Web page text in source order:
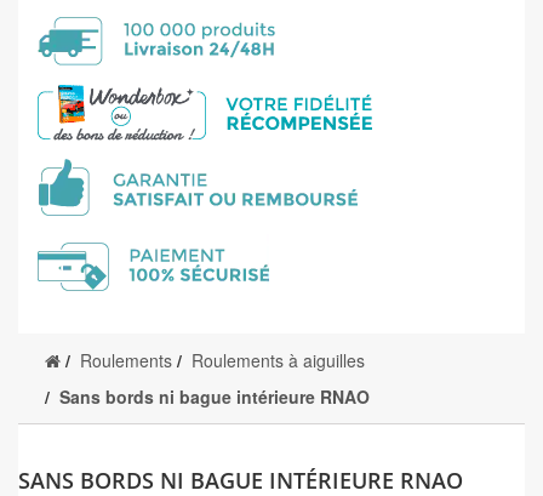
Roulements
Roulements à aiguilles
Sans bords ni bague intérieure RNAO
SANS BORDS NI BAGUE INTÉRIEURE RNAO